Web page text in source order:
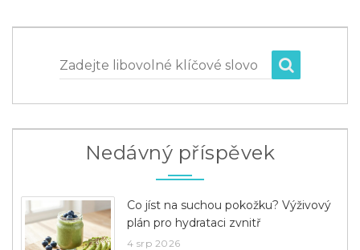
Zadejte libovolné klíčové slovo
Nedávný příspěvek
Co jíst na suchou pokožku? Výživový
plán pro hydrataci zvnitř
4 srp 2026